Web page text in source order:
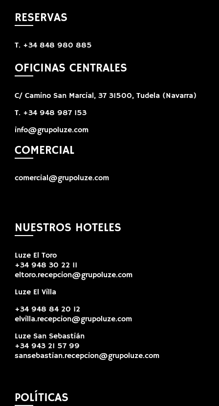
RESERVAS
T. +34 848 980 885
OFICINAS CENTRALES
C/ Camino San Marcial, 37 31500, Tudela (Navarra)
T. +34 948 987 153
info@grupoluze.com
COMERCIAL
comercial@grupoluze.com
NUESTROS HOTELES
Luze El Toro
+34 948 30 22 11
eltoro.recepcion@grupoluze.com
Luze El Villa
+34 948 84 20 12
elvilla.recepcion@grupoluze.com
Luze San Sebastián
+34 943 21 57 99
sansebastian.recepcion@grupoluze.com
POLÍTICAS